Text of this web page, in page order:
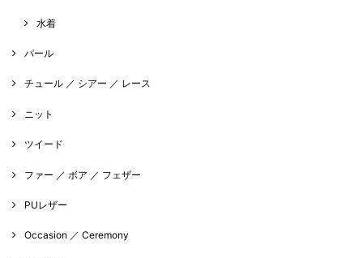
水着
パール
チュール ／ シアー ／ レース
ニット
ツイード
ファー ／ ボア ／ フェザー
PUレザー
Occasion ／ Ceremony